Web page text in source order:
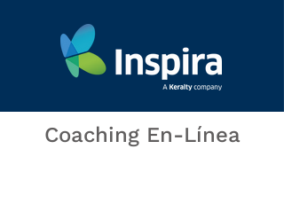
Coaching En-Línea